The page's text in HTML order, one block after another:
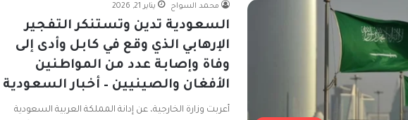
محمد السواح يناير 21, 2026
السعودية تدين وتستنكر التفجير
الإرهابي الذي وقع في كابل وأدى إلى
وفاة وإصابة عدد من المواطنين
الأفغان والصينيين – أخبار السعودية
أعربت وزارة الخارجية، عن إدانة المملكة العربية السعودية